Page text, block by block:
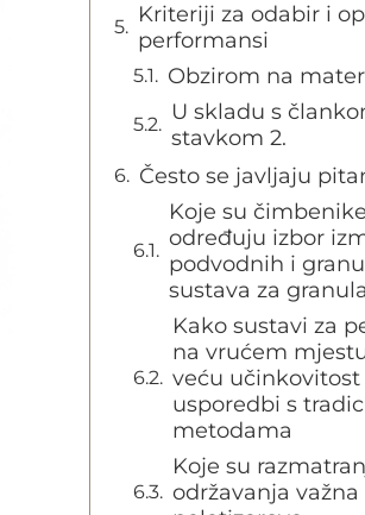
Kriteriji za odabir i
performansi
Obzirom na
U skladu s
stavkom 2.
Često se javljaju
Koje su
određuju izbor
podvodnih i
sustava za
Kako sustavi za
na vrućem
veću učinkovitost
usporedbi s
metodama
Koje su
održavanja